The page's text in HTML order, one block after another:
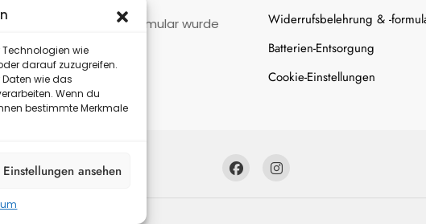
Technologien wie
darauf zuzugreifen.
wie das
Wenn du
bestimmte Merkmale
Einstellungen ansehen
Kontaktformular wurde
nicht gefunden.
Widerrufsbelehrung & -
Batterien-Entsorgung
Cookie-Einstellungen